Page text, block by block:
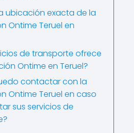
ubicación exacta de la
Ontime Teruel en
de transporte ofrece
Ontime en Teruel?
contactar con la
Ontime Teruel en caso
sus servicios de